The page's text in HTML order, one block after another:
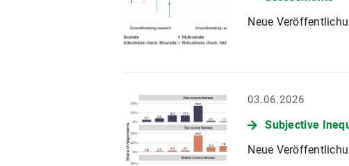
Neue
03.06.2026
Subjective
Neue